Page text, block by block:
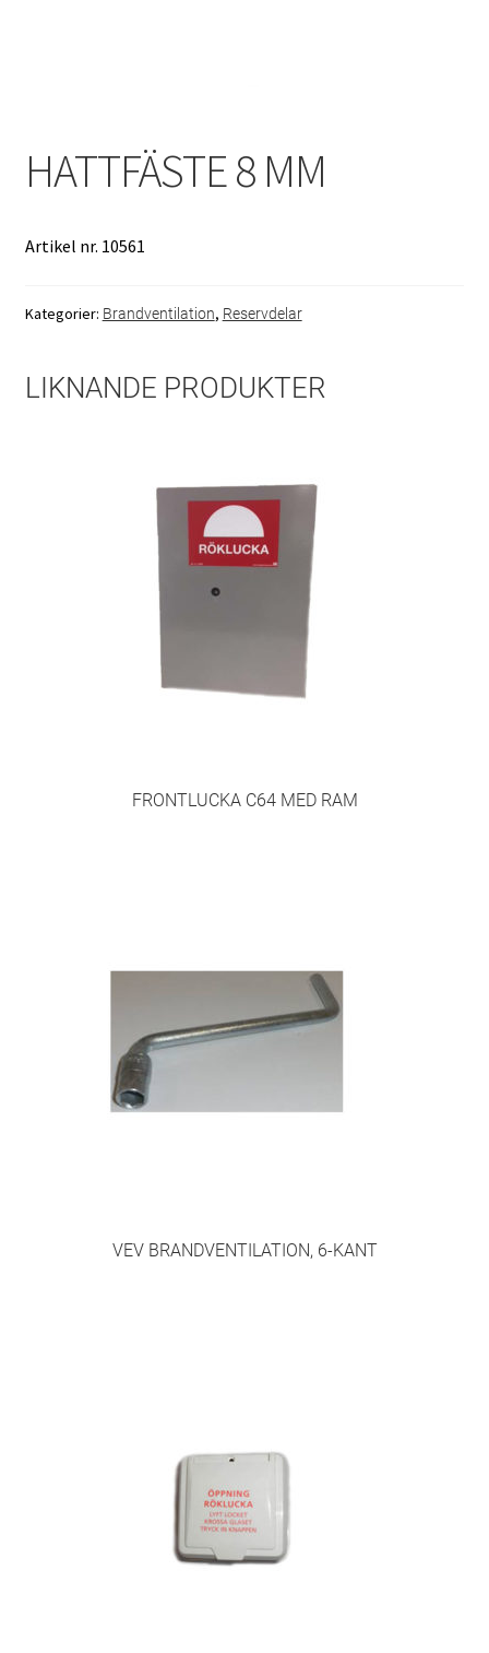
Tjänster
Kontroll – Brandredskap
Kontroll – Brandventilation
SBA Lantbruk
SBA Standard+
SBA – Egenkontroll med pärm
Första Hjälpen och HLR
Kommande kurser
HATTFÄSTE 8 MM
Artikel nr. 10561
Kategorier: Brandventilation, Reservdelar
LIKNANDE PRODUKTER
FRONTLUCKA C64 MED RAM
VEV BRANDVENTILATION, 6-KANT